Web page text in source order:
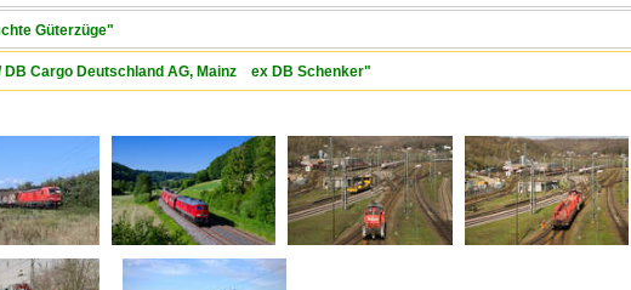
Güterzüge"
Cargo Deutschland AG, Mainz ex DB Schenker"